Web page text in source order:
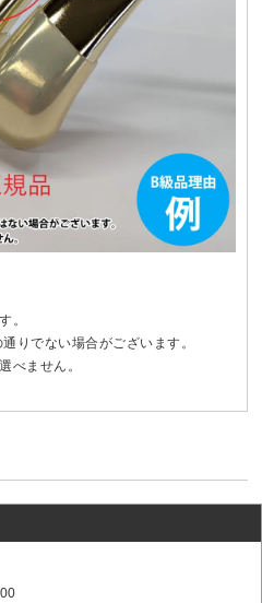
。
りでない場合がございます。
べません。